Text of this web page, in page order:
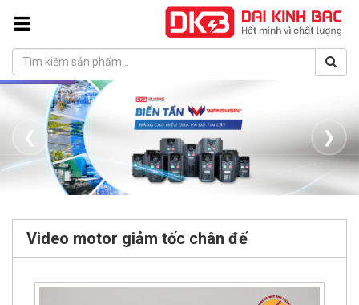
❮ ❯
Video motor giảm tốc chân đế